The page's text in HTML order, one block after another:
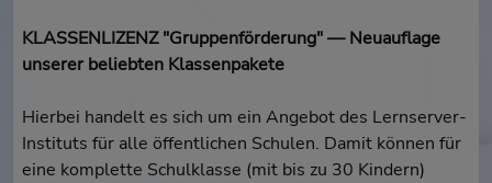
KLASSENLIZENZ "Gruppenförderung" — Neuauflage
unserer beliebten Klassenpakete
Hierbei handelt es sich um ein Angebot des Lernserver-
Instituts für alle öffentlichen Schulen. Damit können für
eine komplette Schulklasse (mit bis zu 30 Kindern)